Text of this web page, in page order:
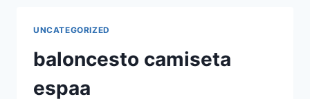
UNCATEGORIZED
baloncesto camiseta
espaa